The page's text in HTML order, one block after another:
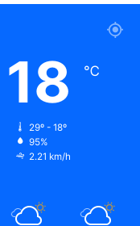
18 ℃
29º - 18º
95%
2.21 km/h